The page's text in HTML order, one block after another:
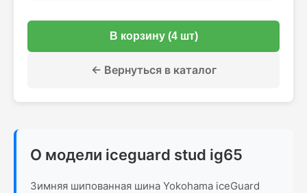
В корзину (4 шт)
← Вернуться в каталог
О модели iceguard stud ig65
Зимняя шипованная шина Yokohama iceGuard